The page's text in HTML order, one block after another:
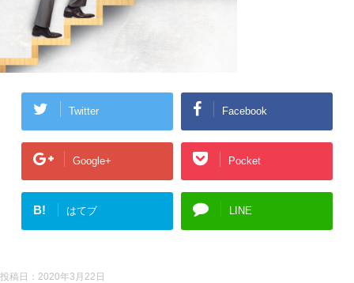
Twitter Facebook
Google+ Pocket
B! はてブ LINE
投稿日： 2020年3月22日